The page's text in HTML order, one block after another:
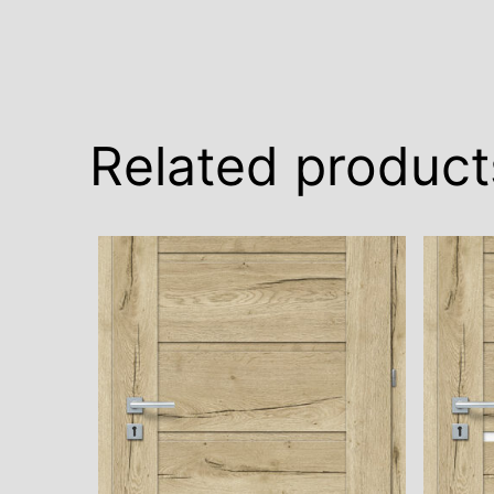
Related